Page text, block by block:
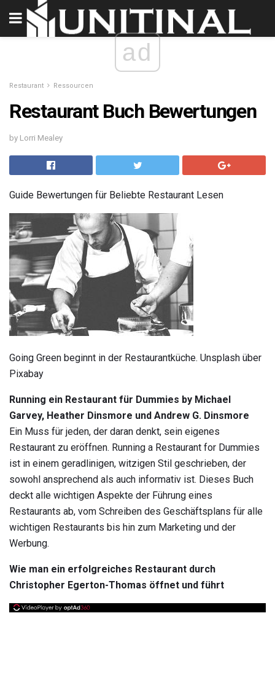
ad
Restaurant Ressourcen
Restaurant Buch Bewertungen
by Lorri Mealey
Guide Bewertungen für Beliebte Restaurant Lesen
Going Green beginnt in der Restaurantküche. Unsplash über
Pixabay
Running ein Restaurant für Dummies by Michael
Garvey, Heather Dinsmore und Andrew G. Dinsmore
Ein Muss für jeden, der daran denkt, sein eigenes
Restaurant zu eröffnen. Running a Restaurant for Dummies
ist in einem geradlinigen, witzigen Stil geschrieben, der
sowohl ansprechend als auch informativ ist. Dieses Buch
deckt alle wichtigen Aspekte der Führung eines
Restaurants ab, vom Schreiben des Geschäftsplans für alle
wichtigen Restaurants bis hin zum Marketing und der
Werbung.
Wie man ein erfolgreiches Restaurant durch
Christopher Egerton-Thomas öffnet und führt